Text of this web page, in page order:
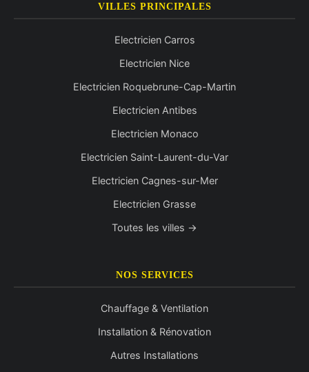
VILLES PRINCIPALES
Electricien Carros
Electricien Nice
Electricien Roquebrune-Cap-Martin
Electricien Antibes
Electricien Monaco
Electricien Saint-Laurent-du-Var
Electricien Cagnes-sur-Mer
Electricien Grasse
Toutes les villes →
NOS SERVICES
Chauffage & Ventilation
Installation & Rénovation
Autres Installations